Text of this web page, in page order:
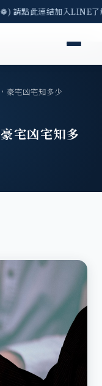
請點此連結加入LINE
豪宅凶宅知多少
宅凶宅知多